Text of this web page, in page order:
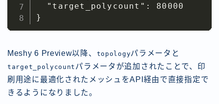
  "target_polycount": 80000
}
Meshy 6 Preview以降、 topologyパラメータと
target_polycount パラメータが追加されたことで、印
刷用途に最適化されたメッシュをAPI経由で直接指定で
きるようになりました。